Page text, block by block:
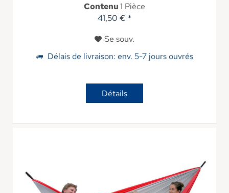
Contenu1 Pièce
41,50 € *
Se souv.
Délais de livraison: env. 5-7 jours ouvrés
Détails